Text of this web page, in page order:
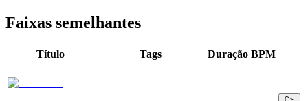
Faixas semelhantes
Título Tags Duração BPM